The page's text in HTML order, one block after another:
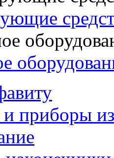
приборы из